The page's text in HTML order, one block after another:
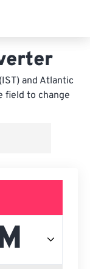
and Atlantic
field to change